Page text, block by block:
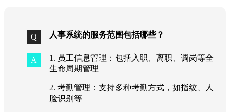
人事系统的服务范围包括哪些？
1. 员工信息管理：包括入职、离职、调岗等全
生命周期管理
2. 考勤管理：支持多种考勤方式，如指纹、人
脸识别等